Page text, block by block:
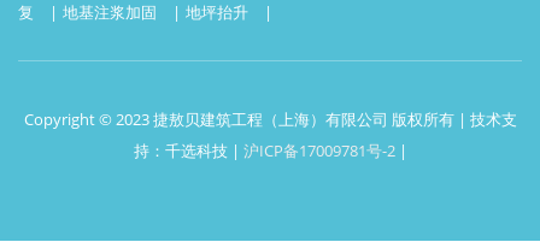
复
地基注浆加固 地坪抬升
Copyright © 2023 捷敖贝建筑工程（上海）有限公司 版权所有 | 技术支
持：千选科技 | 沪ICP备17009781号-2|